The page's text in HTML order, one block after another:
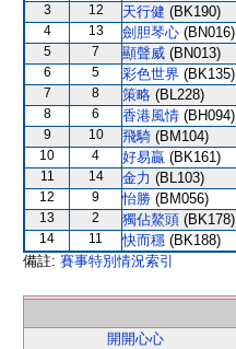
3
12 天行健 (BK190)
4
13 劍胆琴心 (BN016)
5
7 顯聲威 (BN013)
6
5 彩色世界 (BK135)
7
8 策略 (BL228)
8
6 香港風情 (BH094)
9
10 飛騎 (BM104)
10
4 好易贏 (BK161)
11
14 金力 (BL103)
12
9 怡勝 (BM056)
13
2 獨佔鰲頭 (BK178)
14
11 快而穩 (BK188)
備註: 賽事特別情況索引
開開心心